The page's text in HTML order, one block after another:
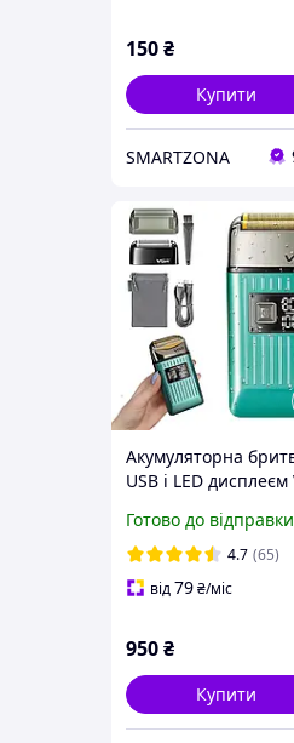
150₴
Купити
SMARTZONA
Акумуляторна
USB і LED дисплеєм
Електробритва
/ Сіткова
електробритва
Готово до відправки
4.7 (65)
від79₴/міс
950₴
Купити